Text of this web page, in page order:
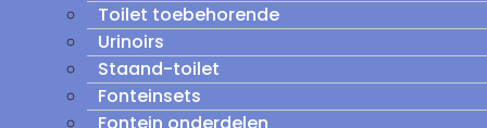
Toilet toebehorende
Urinoirs
Staand-toilet
Fonteinsets
Fontein onderdelen